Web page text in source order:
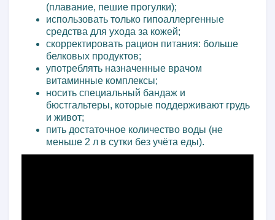
(плавание, пешие прогулки);
использовать только гипоаллергенные
средства для ухода за кожей;
скорректировать рацион питания: больше
белковых продуктов;
употреблять назначенные врачом
витаминные комплексы;
носить специальный бандаж и
бюстгальтеры, которые поддерживают грудь
и живот;
пить достаточное количество воды (не
меньше 2 л в сутки без учёта еды).